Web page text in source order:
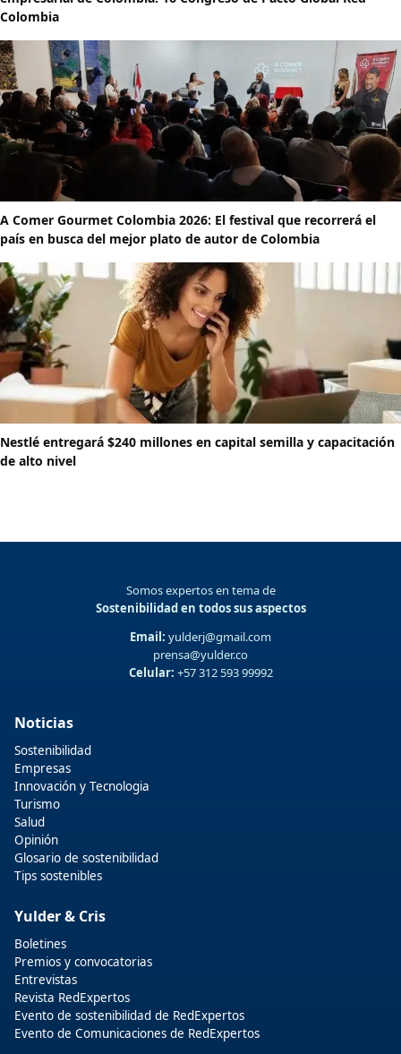
Colombia
A Comer Gourmet Colombia 2026: El festival que recorrerá el
país en busca del mejor plato de autor de Colombia
Nestlé entregará $240 millones en capital semilla y capacitación
de alto nivel
Somos expertos en tema de
Sostenibilidad en todos sus aspectos
Email: yulderj@gmail.com
prensa@yulder.co
Celular: +57 312 593 99992
Noticias
Sostenibilidad
Empresas
Innovación y Tecnologia
Turismo
Salud
Opinión
Glosario de sostenibilidad
Tips sostenibles
Yulder & Cris
Boletines
Premios y convocatorias
Entrevistas
Revista RedExpertos
Evento de sostenibilidad de RedExpertos
Evento de Comunicaciones de RedExpertos